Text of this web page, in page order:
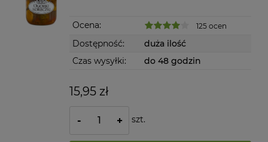
Ocena: 125 ocen
Dostępność:
duża ilość
Czas wysyłki:
do 48 godzin
15,95 zł
- + szt.